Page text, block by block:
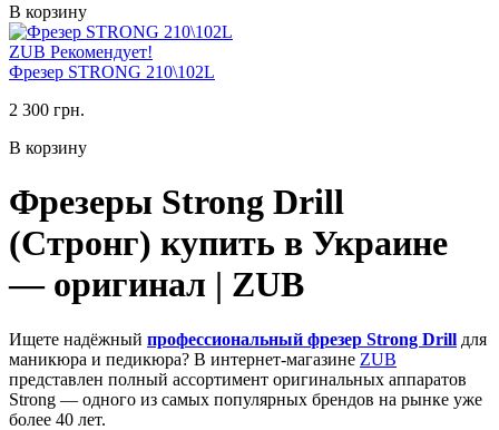
В корзину
ZUB Рекомендует!
Фрезер STRONG 210\102L
2 300 грн.
В корзину
Фрезеры Strong Drill
(Стронг) купить в Украине
— оригинал | ZUB
Ищете надёжный профессиональный фрезер Strong Drill для
маникюра и педикюра? В интернет-магазине ZUB
представлен полный ассортимент оригинальных аппаратов
Strong — одного из самых популярных брендов на рынке уже
более 40 лет.